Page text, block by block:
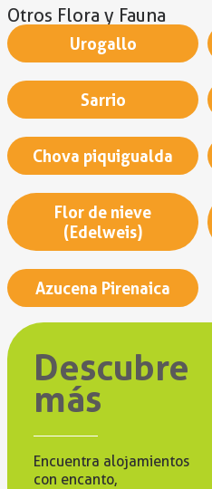
Otros Flora y Fauna
Urogallo
Sarrio
Chova piquigualda
Flor de nieve
(Edelweis)
Azucena Pirenaica
Descubre
más
Encuentra alojamientos
con encanto,